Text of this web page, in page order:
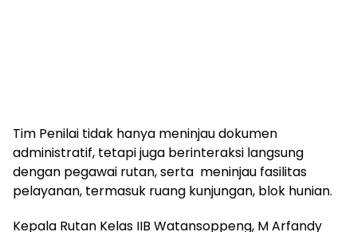
Tim Penilai tidak hanya meninjau dokumen
administratif, tetapi juga berinteraksi langsung
dengan pegawai rutan, serta meninjau fasilitas
pelayanan, termasuk ruang kunjungan, blok hunian.